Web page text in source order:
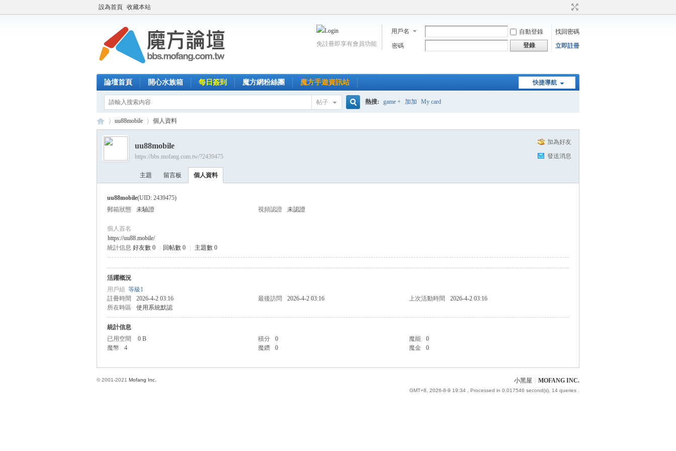
設為首頁 收藏本站
用戶名 自動登錄
找回密碼
密碼
登錄 立即註冊
免註冊即享有會員功能
快捷導航
論壇首頁 開心水族箱 每日簽到 魔方網粉絲團 魔方手遊資訊站
帖子 熱搜: game + 加加 My card
›
uu88mobile 個人資料
加為好友
發送消息
uu88mobile
https://bbs.mofang.com.tw/?2439475
主題 留言板 個人資料
uu88mobile(UID: 2439475)
郵箱狀態
未驗證 視頻認證 未認證
個人簽名
https://uu88.mobile/
統計信息 好友數 0 回帖數 0 主題數 0
活躍概況
用戶組 等級1
註冊時間
2026-4-2 03:16 最後訪問 2026-4-2 03:16 上次活動時間
2026-4-2 03:16
所在時區
使用系統默認
統計信息
已用空間
0 B 積分 0 魔能
0
魔幣
4 魔鑽 0 魔金 0
小黑屋 MOFANG INC.
GMT+8, 2026-8-9 19:34 , Processed in 0.017546 second(s), 14 queries .
© 2001-2021 Mofang Inc.